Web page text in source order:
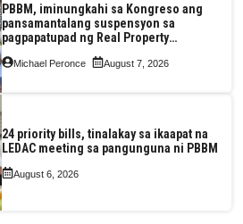
PBBM, iminungkahi sa Kongreso ang
pansamantalang suspensyon sa
pagpapatupad ng Real Property
Valuation and Assessment Reform Act
Michael Peronce August 7, 2026
24 priority bills, tinalakay sa ikaapat na
LEDAC meeting sa pangunguna ni PBBM
August 6, 2026